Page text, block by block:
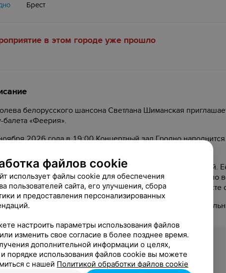
Брест
в этом городе уже прошло
белорусского шансона Светлана Шиманская
балета «Феерия».
2026 года в 19:00 Концертный зал Гродно
— хиты и новые композиции Светланы Шиманской.
исполнение покорили сердца слушателей по
просто концерт — это вечер, который проживается вместе
себе и своим близким встречу с любимой
кассы:+375 152 62 00 94
для справок:+375 29 780 20 55
файлов cookie
использует файлы cookie для обеспечения
пользователей сайта, его улучшения, сбора
и предоставления персонализированных
настроить параметры использования файлов
изменить свое согласие в более позднее время.
дополнительной информации о целях,
и порядке использования файлов cookie вы можете
с нашей Политикой обработки файлов cookie